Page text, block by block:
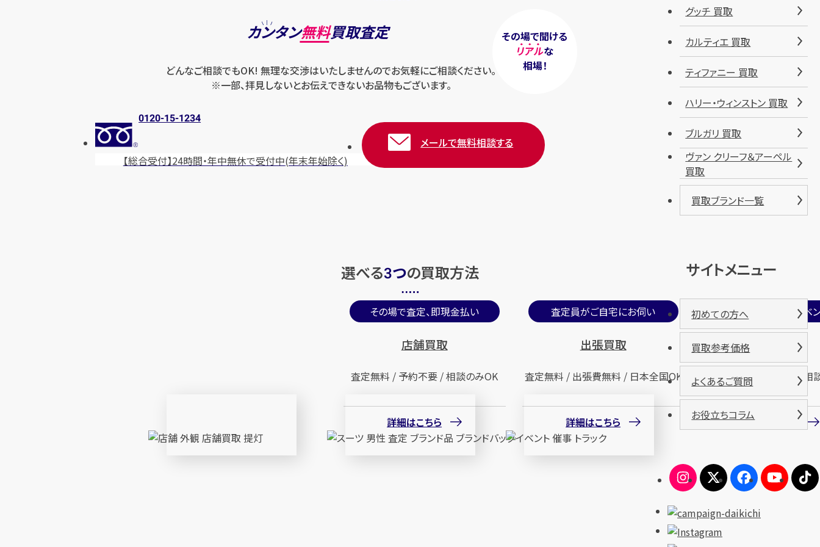
その場で聞ける
リアルな
相場！
カンタン無料買取査定
どんなご相談でもOK! 無理な交渉はいたしませんのでお気軽にご相談ください。
※一部、拝見しないとお伝えできないお品物もございます。
0120-15-1234
【総合受付】24時間・年中無休で受付中(年末年始除く)
メールで無料相談する
選べる3つの買取方法
その場で査定、即現金払い
店舗買取
査定無料 / 予約不要 / 相談のみOK
詳細はこちら
査定員がご自宅にお伺い
出張買取
査定無料 / 出張費無料 / 日本全国OK
詳細はこちら
期間限定買取イベ
催事買取
査定無料 / 来場無料 / 相
詳細はこちら
グッチ 買取
カルティエ 買取
ティファニー 買取
ハリー・ウィンストン 買取
ブルガリ 買取
ヴァン クリーフ＆アーペル
買取
買取ブランド一覧
サイトメニュー
初めての方へ
買取参考価格
よくあるご質問
お役立ちコラム